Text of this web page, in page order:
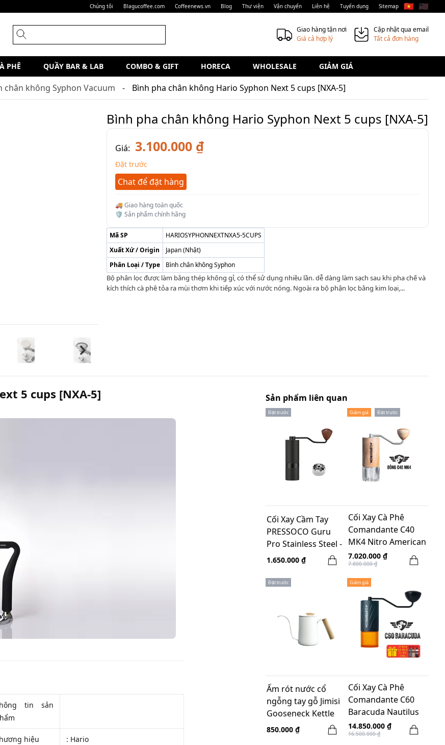
Chúng tôi Blagucoffee.com Coffeenews.vn Blog Thư viện Vận chuyển Liên hệ Tuyển dụng Sitemap 🇻🇳 🇺🇸
Giao hàng tận nơi
Giá cả hợp lý
Cập nhật qua email
Tất cả đơn hàng
PHÊ QUẦY BAR & LAB COMBO & GIFT HORECA WHOLESALE GIẢM GIÁ
chân không Syphon Vacuum Bình pha chân không Hario Syphon Next 5 cups [NXA-5]
Bình pha chân không Hario Syphon Next 5 cups [NXA-5]
Giá: 3.100.000 ₫
Đặt trước
Chat để đặt hàng
🚚 Giao hàng toàn quốc
🛡️ Sản phẩm chính hãng
Mã SP
HARIOSYPHONNEXTNXA5-5CUPS
Xuất Xứ / Origin
Japan (Nhật)
Phân Loại / Type
Bình chân không Syphon
Bộ phân lọc được làm bằng thép không gỉ, có thể sử dụng nhiều lần. dễ dàng làm sạch sau khi pha chế và
kích thích cà phê tỏa ra mùi thơm khi tiếp xúc với nước nóng. Ngoài ra bộ phận lọc bằng kim loại,...
5 cups [NXA-5]
tin sản
hiệu : Hario
Sản phẩm liên quan
Đặt trước
Cối Xay Cầm Tay
PRESSOCO Guru
Pro Stainless Steel -
Black
1.650.000 ₫
Giảm giá Đặt trước
Cối Xay Cà Phê
Comandante C40
MK4 Nitro American
Cherry - Made in
Germany
7.020.000 ₫
7.800.000 ₫
Đặt trước
Ấm rót nước cổ
ngỗng tay gỗ Jimisi
Gooseneck Kettle
white - 600ml
850.000 ₫
Giảm giá
Cối Xay Cà Phê
Comandante C60
Baracuda Nautilus
Blue - Made in
Germany
14.850.000 ₫
16.500.000 ₫